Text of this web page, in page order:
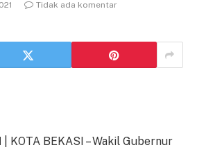
Tidak ada komentar
| KOTA BEKASI – Wakil Gubernur